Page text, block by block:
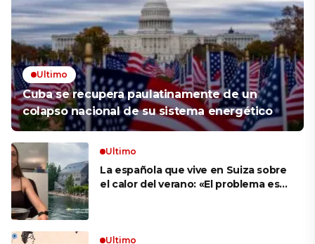
Ultimo
Cuba se recupera paulatinamente de un
colapso nacional de su sistema energético
Ultimo
La española que vive en Suiza sobre
el calor del verano: «El problema es
Ultimo